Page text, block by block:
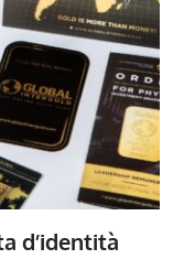
d’identità